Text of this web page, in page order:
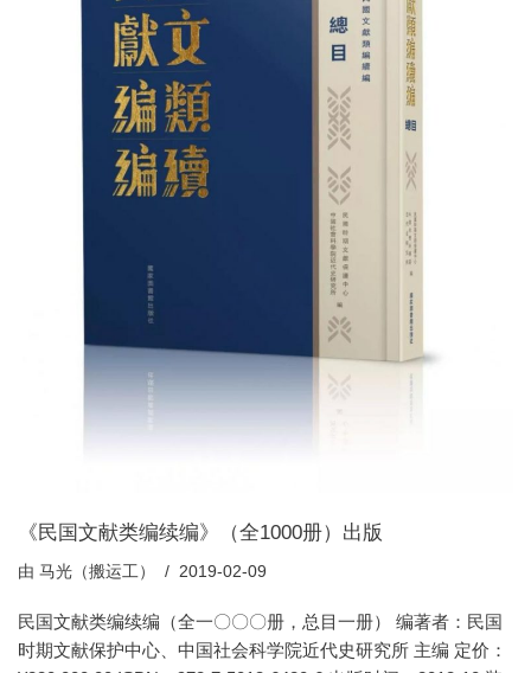
《民国文献类编续编》（全1000册）出版
由 马光（搬运工） 2019-02-09
民国文献类编续编（全一〇〇〇册，总目一册） 编著者：民国
时期文献保护中心、中国社会科学院近代史研究所 主编 定价：